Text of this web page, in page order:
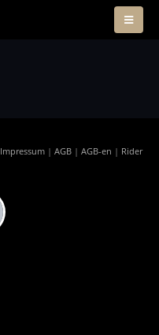
Impressum | AGB | AGB-en | Rider